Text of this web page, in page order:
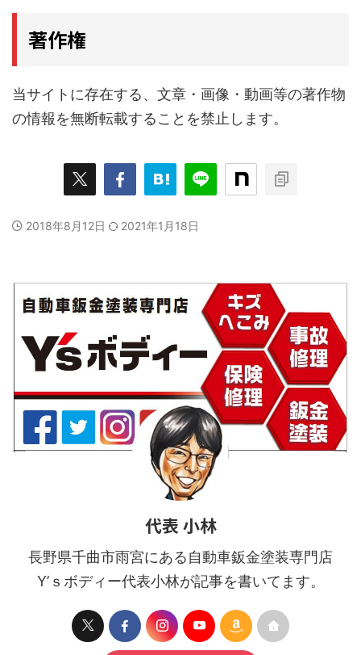
著作権
当サイトに存在する、文章・画像・動画等の著作物
の情報を無断転載することを禁止します。
2018年8月12日 2021年1月18日
代表 小林
長野県千曲市雨宮にある自動車鈑金塗装専門店
Y’ｓボディー代表小林が記事を書いてます。